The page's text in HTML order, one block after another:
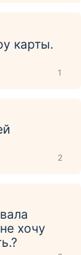
карты.
1
2
хочу